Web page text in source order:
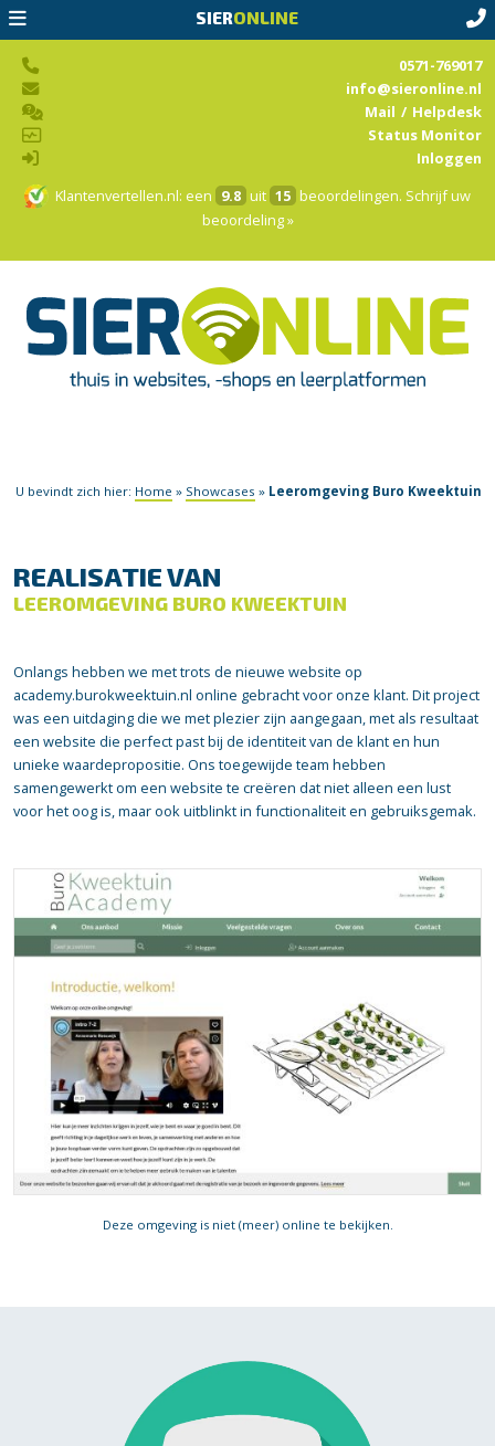
SIERONLINE
Klantenvertellen.nl: een 9.8 uit 15 beoordelingen. Schrijf uw
beoordeling »
0571-769017
info@sieronline.nl
Mail / Helpdesk
Status Monitor
Inloggen
U bevindt zich hier: Home » Showcases » Leeromgeving Buro Kweektuin
Deze omgeving is niet (meer) online te bekijken.
REALISATIE VAN
LEEROMGEVING BURO KWEEKTUIN
Onlangs hebben we met trots de nieuwe website op
academy.burokweektuin.nl online gebracht voor onze klant. Dit project
was een uitdaging die we met plezier zijn aangegaan, met als resultaat
een website die perfect past bij de identiteit van de klant en hun
unieke waardepropositie. Ons toegewijde team hebben
samengewerkt om een website te creëren dat niet alleen een lust
voor het oog is, maar ook uitblinkt in functionaliteit en gebruiksgemak.